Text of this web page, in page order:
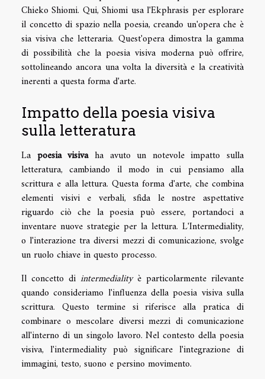
Chieko Shiomi. Qui, Shiomi usa l'Ekphrasis per esplorare
il concetto di spazio nella poesia, creando un'opera che è
sia visiva che letteraria. Quest'opera dimostra la gamma
di possibilità che la poesia visiva moderna può offrire,
sottolineando ancora una volta la diversità e la creatività
inerenti a questa forma d'arte.
Impatto della poesia visiva
sulla letteratura
La poesia visivaha avuto un notevole impatto sulla
letteratura, cambiando il modo in cui pensiamo alla
scrittura e alla lettura. Questa forma d'arte, che combina
elementi visivi e verbali, sfida le nostre aspettative
riguardo ciò che la poesia può essere, portandoci a
inventare nuove strategie per la lettura. L'Intermediality,
o l'interazione tra diversi mezzi di comunicazione, svolge
un ruolo chiave in questo processo.
Il concetto di intermedialityè particolarmente rilevante
quando consideriamo l'influenza della poesia visiva sulla
scrittura. Questo termine si riferisce alla pratica di
combinare o mescolare diversi mezzi di comunicazione
all'interno di un singolo lavoro. Nel contesto della poesia
visiva, l'intermediality può significare l'integrazione di
immagini, testo, suono e persino movimento.